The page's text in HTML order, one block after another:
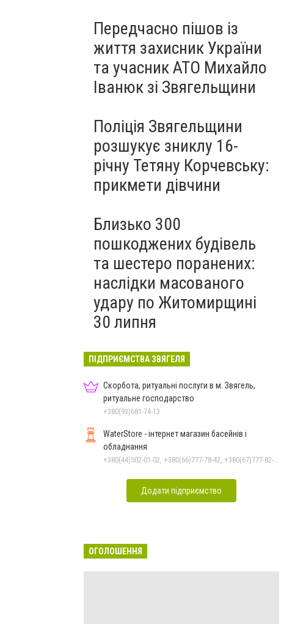
Передчасно пішов із
життя захисник України
та учасник АТО Михайло
Іванюк зі Звягельщини
Поліція Звягельщини
розшукує зниклу 16-
річну Тетяну Корчевську:
прикмети дівчини
Близько 300
пошкоджених будівель
та шестеро поранених:
наслідки масованого
удару по Житомирщині
30 липня
ПІДПРИЄМСТВА ЗВЯГЕЛЯ
Скорбота, ритуальні послуги в м. Звягель,
ритуальне господарство
+380(93)681-74-13
WaterStore - інтернет магазин басейнів і
обладнання
+380(44)502-01-02, +380(66)777-78-42, +380(67)777-82-19, +380(67)890-80-80, +380(73)890-80-80, +380(44)502-01-03
Додати підприємство
ОГОЛОШЕННЯ